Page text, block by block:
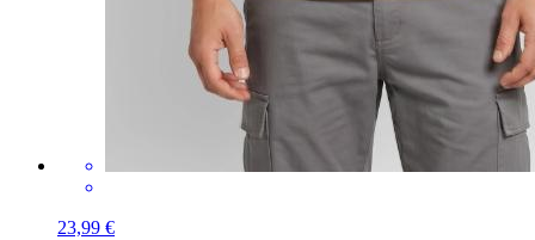
23,99 €